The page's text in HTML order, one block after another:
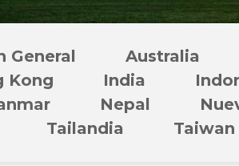
General Australia
Kong India
Nepal
Tailandia
Taiwan